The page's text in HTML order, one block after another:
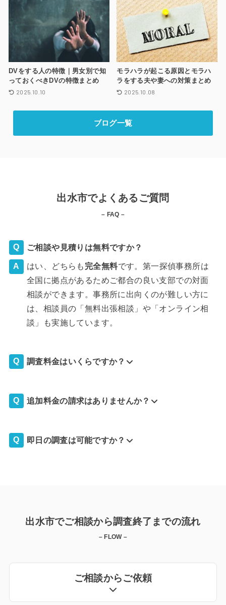
DVをする人の特徴｜男女別で知
っておくべきDVの特徴まとめ
2025.10.10
モラハラが起こる原因とモラハ
ラをする夫や妻への対策まとめ
2025.10.08
ブログ一覧
出水市でよくあるご質問
– FAQ –
ご相談や見積りは無料ですか？
はい、どちらも 完全無料です。第一探偵事務所は
全国に拠点があるためご都合の良い支部での対面
相談ができます。事務所に出向くのが難しい方に
は、相談員の「無料出張相談」や「オンライン相
談」も実施しています。
調査料金はいくらですか？
追加料金の請求はありませんか？
即日の調査は可能ですか？
出水市でご相談から調査終了までの流れ
– FLOW –
ご相談からご依頼